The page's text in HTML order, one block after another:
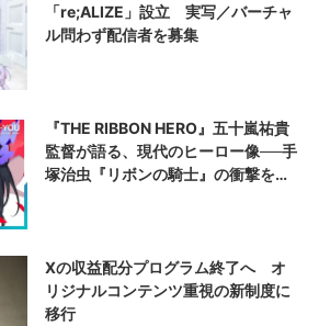
「re;ALIZE」設立 実写／バーチャ
ル問わず配信者を募集
『THE RIBBON HERO』五十嵐祐貴
監督が語る、現代のヒーロー像──手
塚治虫『リボンの騎士』の衝撃を再
Xの収益配分プログラム終了へ オ
リジナルコンテンツ重視の新制度に
移行